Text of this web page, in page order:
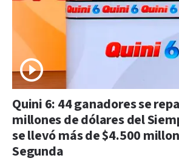
Quini 6: 44 ganadores se
millones de dólares del
se llevó más de $4.500
Segunda